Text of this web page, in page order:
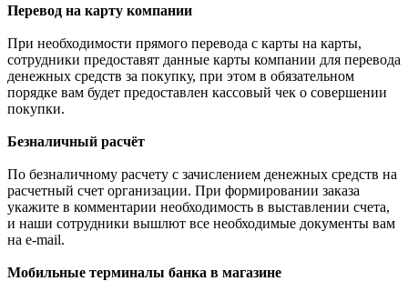
Перевод на карту компании
При необходимости прямого перевода с карты на карты,
сотрудники предоставят данные карты компании для перевода
денежных средств за покупку, при этом в обязательном
порядке вам будет предоставлен кассовый чек о совершении
покупки.
Безналичный расчёт
По безналичному расчету с зачислением денежных средств на
расчетный счет организации. При формировании заказа
укажите в комментарии необходимость в выставлении счета,
и наши сотрудники вышлют все необходимые документы вам
на e-mail.
Мобильные терминалы банка в магазине